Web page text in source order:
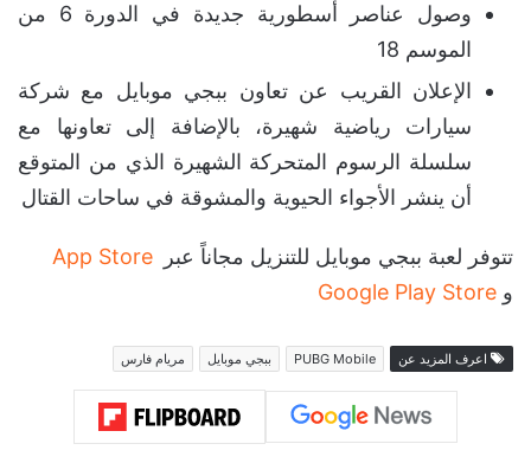
وصول عناصر أسطورية جديدة في الدورة 6 من
الموسم 18
الإعلان القريب عن تعاون ببجي موبايل مع شركة
سيارات رياضية شهيرة، بالإضافة إلى تعاونها مع
سلسلة الرسوم المتحركة الشهيرة الذي من المتوقع
أن ينشر الأجواء الحيوية والمشوقة في ساحات القتال
تتوفر لعبة ببجي موبايل للتنزيل مجاناً عبر
App Store
و Google Play Store
اعرف المزيد عن PUBG Mobile ببجي موبايل مريام فارس